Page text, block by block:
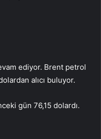
ediyor. Brent petrol
alıcı buluyor.
gün 76,15 dolardı.